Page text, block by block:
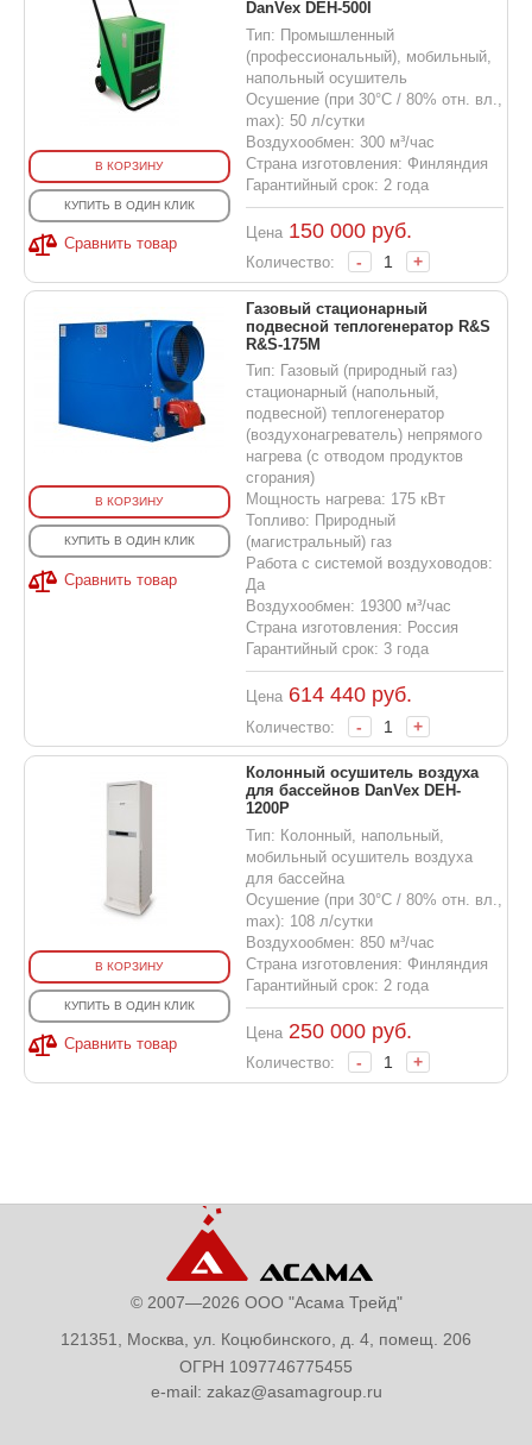
В КОРЗИНУ
КУПИТЬ В ОДИН КЛИК
Сравнить товар
DanVex DEH-500I
Тип: Промышленный
(профессиональный), мобильный,
напольный осушитель
Осушение (при 30°С / 80% отн. вл.,
max): 50 л/сутки
Воздухообмен: 300 м³/час
Страна изготовления: Финляндия
Гарантийный срок: 2 года
Цена 150 000руб.
Количество: - +
В КОРЗИНУ
КУПИТЬ В ОДИН КЛИК
Сравнить товар
Газовый стационарный
подвесной теплогенератор R&S
R&S-175M
Тип: Газовый (природный газ)
стационарный (напольный,
подвесной) теплогенератор
(воздухонагреватель) непрямого
нагрева (с отводом продуктов
сгорания)
Мощность нагрева: 175 кВт
Топливо: Природный
(магистральный) газ
Работа с системой воздуховодов:
Да
Воздухообмен: 19300 м³/час
Страна изготовления: Россия
Гарантийный срок: 3 года
Цена 614 440руб.
Количество: - +
В КОРЗИНУ
КУПИТЬ В ОДИН КЛИК
Сравнить товар
Колонный осушитель воздуха
для бассейнов DanVex DEH-
1200P
Тип: Колонный, напольный,
мобильный осушитель воздуха
для бассейна
Осушение (при 30°С / 80% отн. вл.,
max): 108 л/сутки
Воздухообмен: 850 м³/час
Страна изготовления: Финляндия
Гарантийный срок: 2 года
Цена 250 000руб.
Количество: - +
© 2007—2026 ООО "Асама Трейд"
121351, Москва, ул. Коцюбинского, д. 4, помещ. 206
ОГРН 1097746775455
e-mail: zakaz@asamagroup.ru